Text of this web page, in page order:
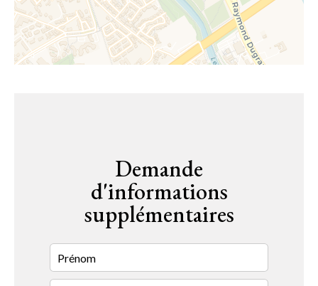
Demande
d'informations
supplémentaires